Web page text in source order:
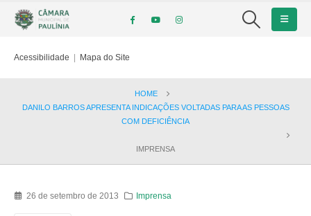
Acessibilidade | Mapa do Site
HOME
DANILO BARROS APRESENTA INDICAÇÕES VOLTADAS PARA AS PESSOAS
COM DEFICIÊNCIA
IMPRENSA
26 de setembro de 2013 Imprensa